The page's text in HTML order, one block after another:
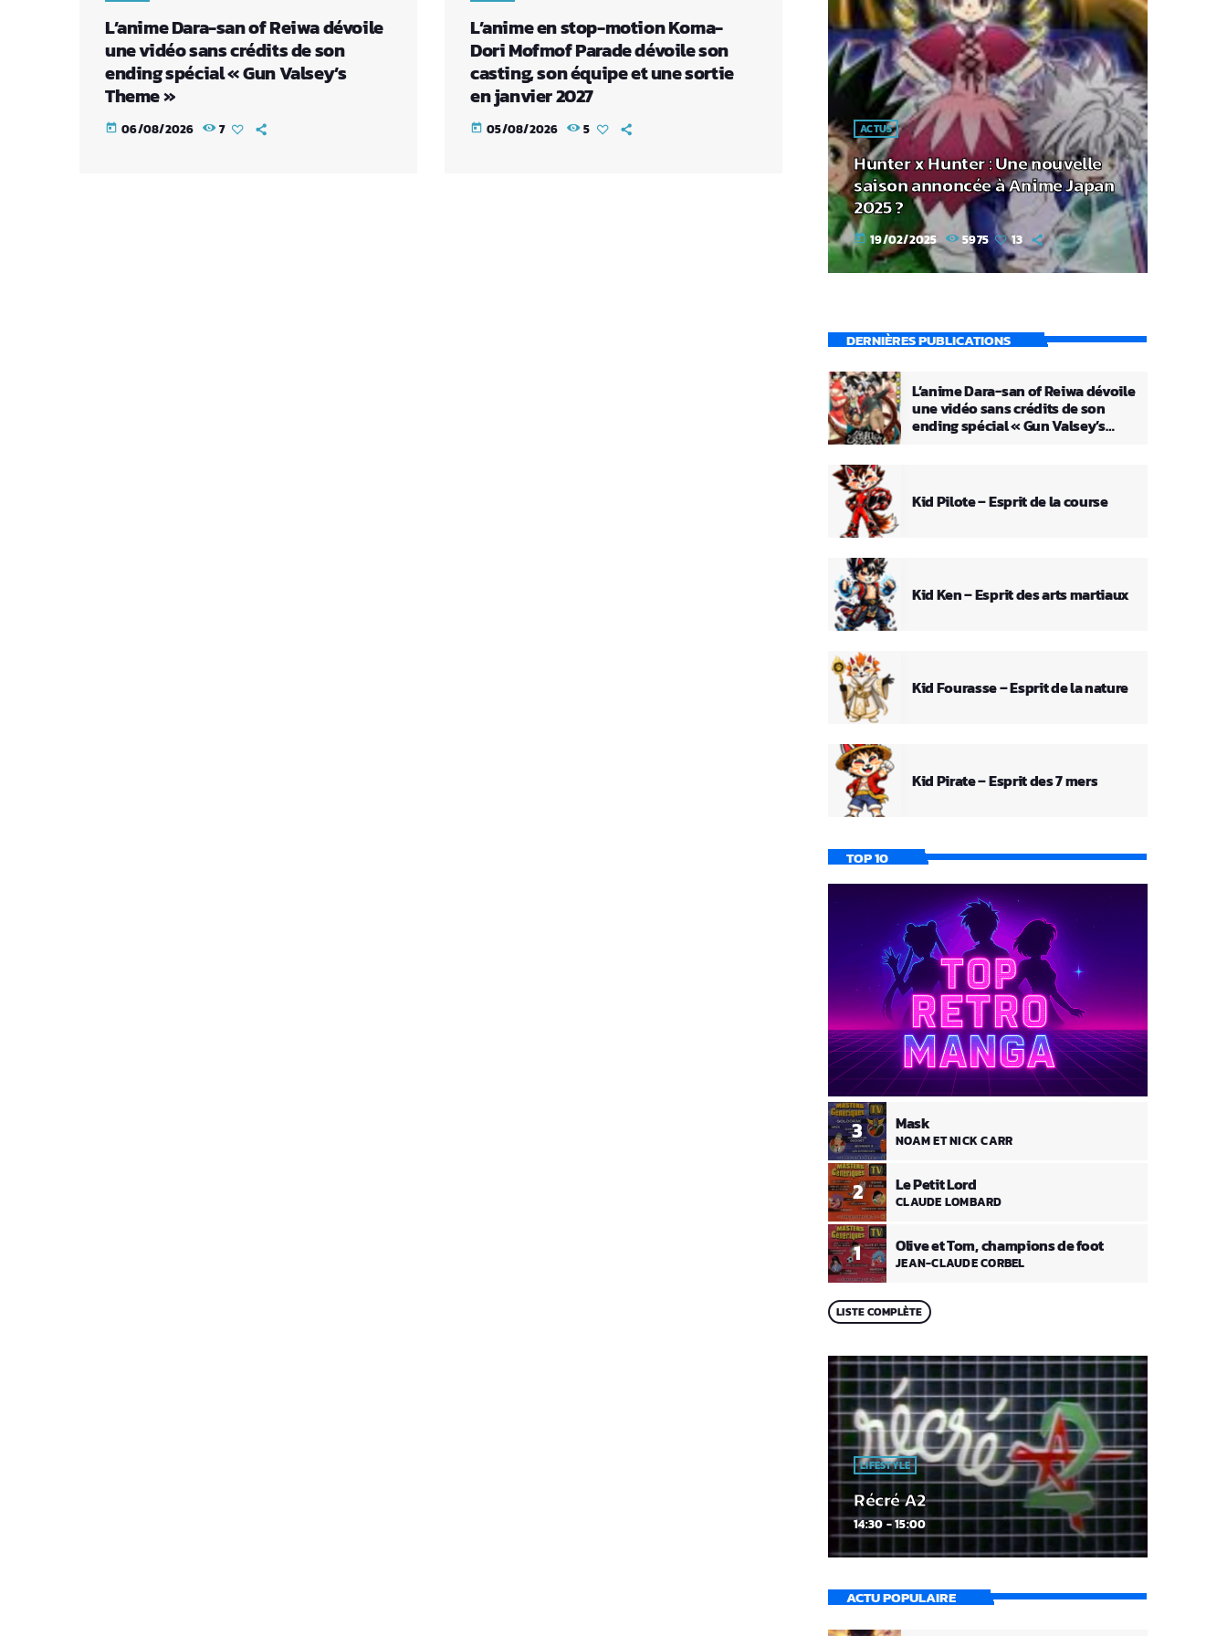
L’anime Dara-san of Reiwa dévoile
une vidéo sans crédits de son
ending spécial « Gun Valsey’s
Theme »
today 06/08/2026 7
L’anime en stop-motion Koma-
Dori Mofmof Parade dévoile son
casting, son équipe et une sortie
en janvier 2027
today 05/08/2026 5 ACTUS
Hunter x Hunter : Une nouvelle
saison annoncée à Anime Japan
2025 ?
today 19/02/2025 5975 13
DERNIÈRES PUBLICATIONS
L’anime Dara-san of Reiwa dévoile
une vidéo sans crédits de son
ending spécial « Gun Valsey’s
Kid Pilote – Esprit de la course
Kid Ken – Esprit des arts martiaux
Kid Fourasse – Esprit de la nature
Kid Pirate – Esprit des 7 mers
TOP 10
1 Olive et Tom, champions de foot
JEAN-CLAUDE CORBEL
2 Le Petit Lord
CLAUDE LOMBARD
3 Mask
NOAM ET NICK CARR
LISTE COMPLÈTE
LIFESTYLE
Récré A2
14:30 - 15:00
ACTU POPULAIRE